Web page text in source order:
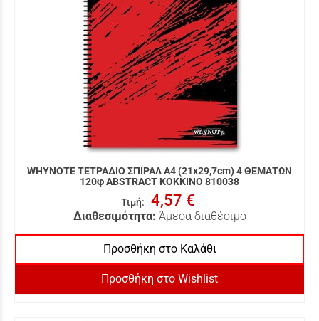
WHYNOTE ΤΕΤΡΑΔΙΟ ΣΠΙΡΑΛ Α4 (21x29,7cm) 4 ΘΕΜΑΤΩΝ
120φ ABSTRACT ΚΟΚΚΙΝΟ 810038
Τιμή: 4,57 €
Διαθεσιμότητα: Άμεσα διαθέσιμο
Προσθήκη στο Καλάθι
Προσθήκη στο Wishlist